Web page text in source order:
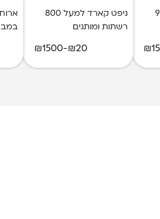
900
גיפט קארד למעל 800
רשתות ומותגים
₪20-₪1500